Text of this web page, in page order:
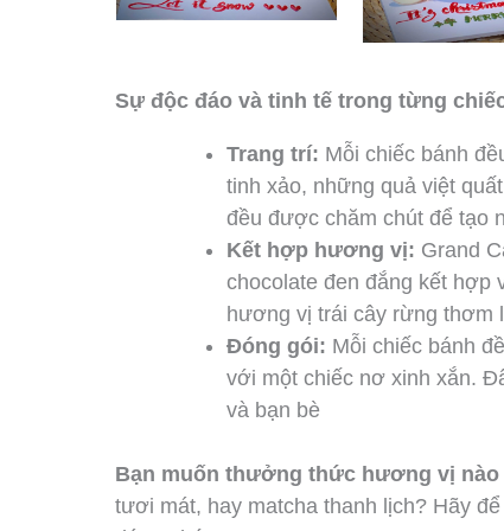
Sự độc đáo và tinh tế trong từng
Trang trí: Mỗi chiếc bánh
tinh xảo, những quả việt
đều được chăm chút để tạo
Kết hợp hương vị: Grand
chocolate đen đắng kết hợp
hương vị trái cây rừng thơm
Đóng gói: Mỗi chiếc bánh
với một chiếc nơ xinh xắn.
và bạn bè
Bạn muốn thưởng thức hương vị nào
tươi mát, hay matcha thanh lịch? Hãy